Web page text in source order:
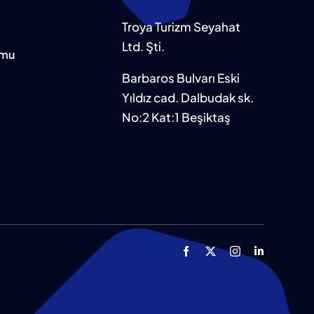
Troya Turizm Seyahat
Ltd. Şti.
Barbaros Bulvarı Eski
Yıldız cad. Dalbudak sk.
No:2 Kat:1 Beşiktaş